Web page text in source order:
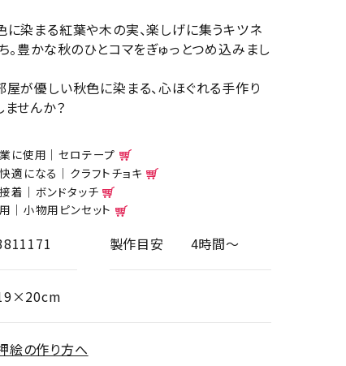
染まる紅葉や木の実、楽しげに集うキツネ
。豊かな秋のひとコマをぎゅっとつめ込みまし
が優しい秋色に染まる、心ほぐれる手作り
せんか？
に使用｜セロテープ
適になる｜クラフトチョキ
着｜ボンドタッチ
｜小物用ピンセット
製作目安 4時間～
絵の作り方へ